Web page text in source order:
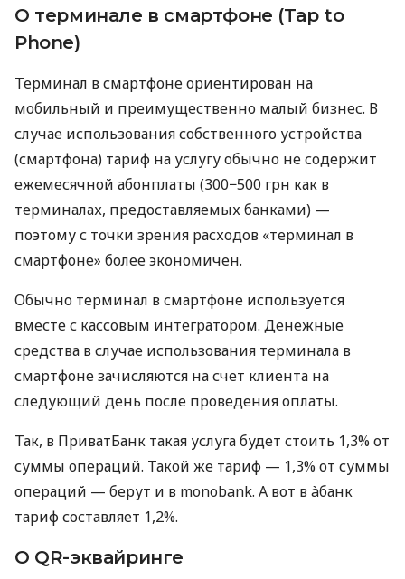
О терминале в смартфоне (Tap to
Phone)
Терминал в смартфоне ориентирован на
мобильный и преимущественно малый бизнес. В
случае использования собственного устройства
(смартфона) тариф на услугу обычно не содержит
ежемесячной абонплаты (300−500 грн как в
терминалах, предоставляемых банками) —
поэтому с точки зрения расходов «терминал в
смартфоне» более экономичен.
Обычно терминал в смартфоне используется
вместе с кассовым интегратором. Денежные
средства в случае использования терминала в
смартфоне зачисляются на счет клиента на
следующий день после проведения оплаты.
Так, в ПриватБанк такая услуга будет стоить 1,3% от
суммы операций. Такой же тариф — 1,3% от суммы
операций — берут и в monobank. А вот в àбанк
тариф составляет 1,2%.
О QR-эквайринге